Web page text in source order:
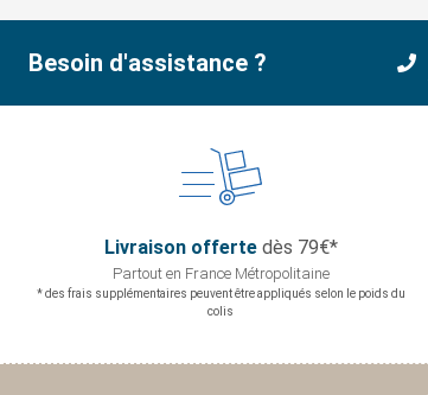
Besoin d'assistance ?
Livraison offertedès 79€*
Partout en France Métropolitaine
* des frais supplémentaires peuvent être appliqués selon le poids du
colis